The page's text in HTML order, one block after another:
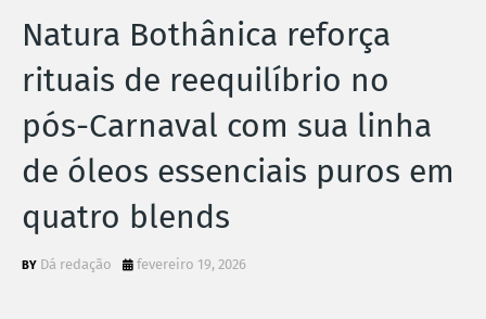
Natura Bothânica reforça
rituais de reequilíbrio no
pós-Carnaval com sua linha
de óleos essenciais puros em
quatro blends
Dá redação fevereiro 19, 2026